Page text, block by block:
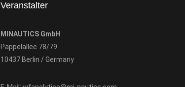
Veranstalter
MINAUTICS GmbH
Pappelallee 78/79
10437 Berlin / Germany